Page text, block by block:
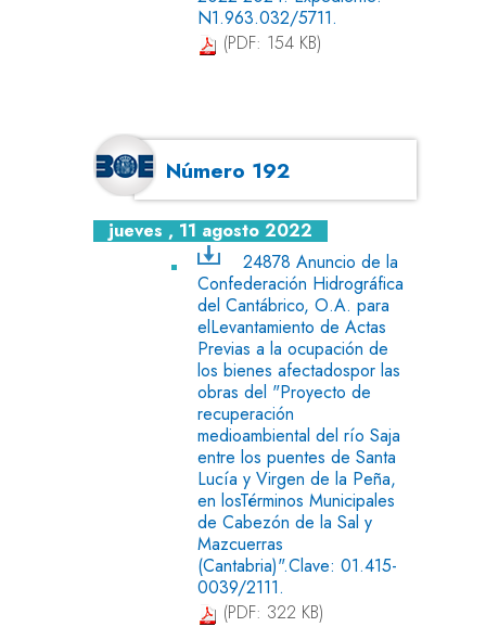
N1.963.032/5711.
(PDF: 154 KB)
Número 192
jueves , 11 agosto 2022
24878 Anuncio de la
Confederación Hidrográfica
del Cantábrico, O.A. para
elLevantamiento de Actas
Previas a la ocupación de
los bienes afectadospor las
obras del "Proyecto de
recuperación
medioambiental del río Saja
entre los puentes de Santa
Lucía y Virgen de la Peña,
en losTérminos Municipales
de Cabezón de la Sal y
Mazcuerras
(Cantabria)".Clave: 01.415-
0039/2111.
(PDF: 322 KB)